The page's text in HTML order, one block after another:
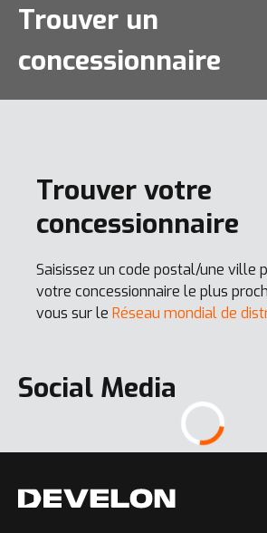
Tout afficher
DX190W-7K
DX140LC-7
Trouver un
concessionnaire
Trouver votre
concessionnaire
Saisissez un code postal/une ville
votre concessionnaire le plus
vous sur le Réseau mondial de
Social Media